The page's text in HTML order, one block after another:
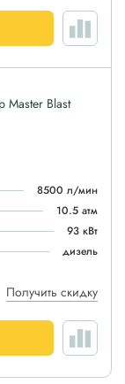
Master Blast
8500 л/мин
10.5 атм
93 кВт
дизель
Получить скидку